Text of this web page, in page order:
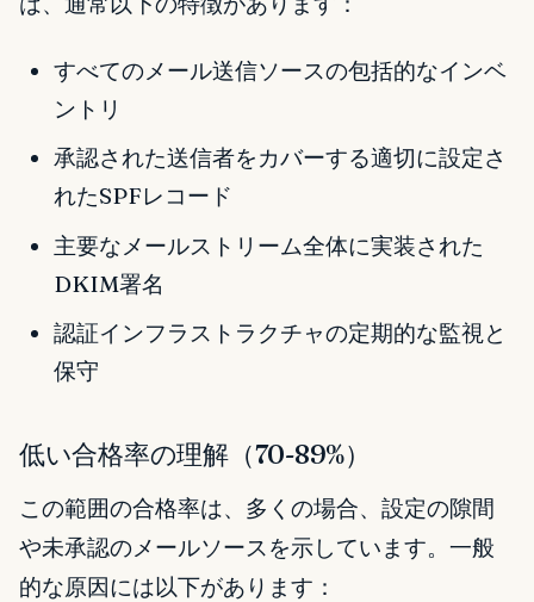
すべてのメール送信ソースの包括的なインベ
ントリ
承認された送信者をカバーする適切に設定さ
れたSPFレコード
主要なメールストリーム全体に実装された
DKIM署名
認証インフラストラクチャの定期的な監視と
保守
低い合格率の理解（70-89%）
この範囲の合格率は、多くの場合、設定の隙間
や未承認のメールソースを示しています。一般
的な原因には以下があります：